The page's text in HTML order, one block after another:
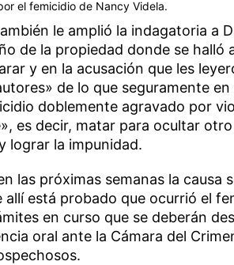
el femicidio de Nancy Videla.
le amplió la indagatoria a
de la propiedad donde se halló
y en la acusación que les
de lo que seguramente
doblemente agravado por
es decir, matar para ocultar
lograr la impunidad.
las próximas semanas la causa
allí está probado que ocurrió el
en curso que se deberán
oral ante la Cámara del